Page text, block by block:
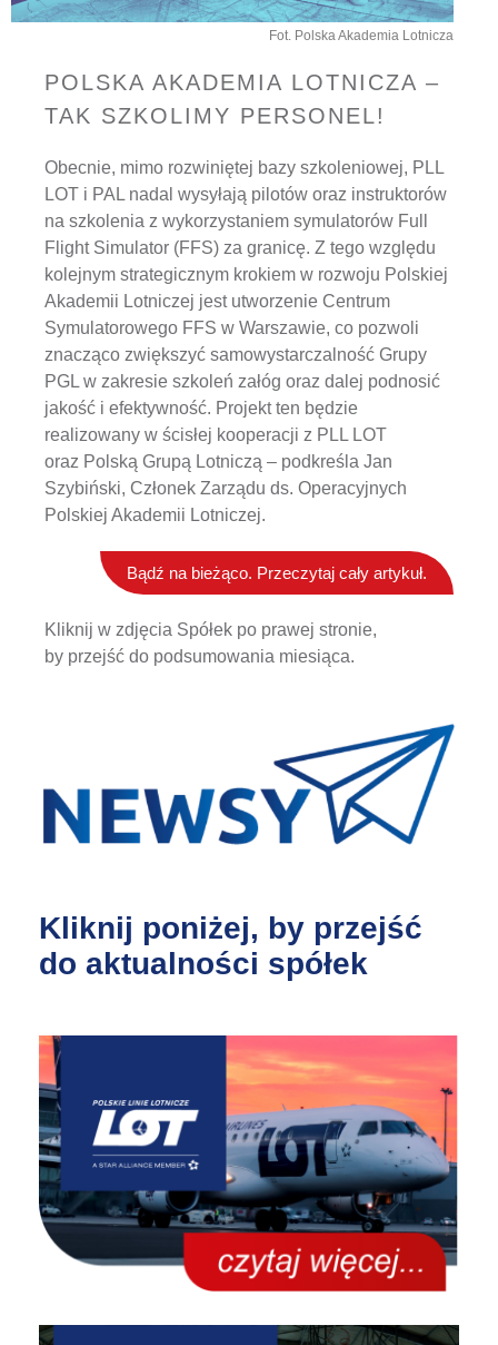
Fot. Polska Akademia Lotnicza
POLSKA AKADEMIA LOTNICZA –
TAK SZKOLIMY PERSONEL!
Obecnie, mimo rozwiniętej bazy szkoleniowej, PLL
LOT i PAL nadal wysyłają pilotów oraz instruktorów
na szkolenia z wykorzystaniem symulatorów Full
Flight Simulator (FFS) za granicę. Z tego względu
kolejnym strategicznym krokiem w rozwoju Polskiej
Akademii Lotniczej jest utworzenie Centrum
Symulatorowego FFS w Warszawie, co pozwoli
znacząco zwiększyć samowystarczalność Grupy
PGL w zakresie szkoleń załóg oraz dalej podnosić
jakość i efektywność. Projekt ten będzie
realizowany w ścisłej kooperacji z PLL LOT
oraz Polską Grupą Lotniczą – podkreśla Jan
Szybiński, Członek Zarządu ds. Operacyjnych
Polskiej Akademii Lotniczej.
Bądź na bieżąco. Przeczytaj cały artykuł.
Kliknij w zdjęcia Spółek po prawej stronie,
by przejść do podsumowania miesiąca.
Kliknij poniżej, by przejść
do aktualności spółek